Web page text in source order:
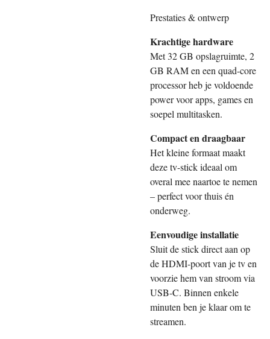
Prestaties & ontwerp
Krachtige hardware
Met 32 GB opslagruimte, 2
GB RAM en een quad-core
processor heb je voldoende
power voor apps, games en
soepel multitasken.
Compact en draagbaar
Het kleine formaat maakt
deze tv-stick ideaal om
overal mee naartoe te nemen
– perfect voor thuis én
onderweg.
Eenvoudige installatie
Sluit de stick direct aan op
de HDMI-poort van je tv en
voorzie hem van stroom via
USB-C. Binnen enkele
minuten ben je klaar om te
streamen.